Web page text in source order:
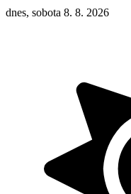
dnes, sobota 8. 8. 2026